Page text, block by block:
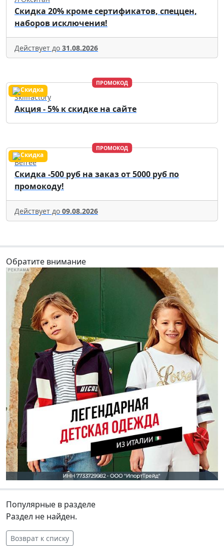
Скидка 20% кроме сертификатов, спеццен,
наборов исключения!
Действует до 31.08.2026
ПРОМОКОД
Skillfactory
Акция - 5% к скидке на сайте
ПРОМОКОД
Befree
Скидка -500 руб на заказ от 5000 руб по
промокоду!
Действует до 09.08.2026
Обратите внимание
Популярные в разделе
Раздел не найден.
Возврат к списку